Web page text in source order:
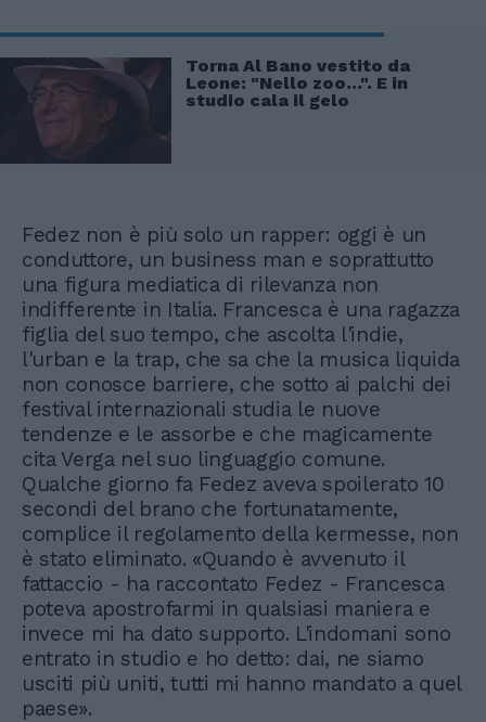
Torna Al Bano vestito da
Leone: "Nello zoo...". E in
studio cala il gelo
Fedez non è più solo un rapper: oggi è un
conduttore, un business man e soprattutto
una figura mediatica di rilevanza non
indifferente in Italia. Francesca è una ragazza
figlia del suo tempo, che ascolta l'indie,
l'urban e la trap, che sa che la musica liquida
non conosce barriere, che sotto ai palchi dei
festival internazionali studia le nuove
tendenze e le assorbe e che magicamente
cita Verga nel suo linguaggio comune.
Qualche giorno fa Fedez aveva spoilerato 10
secondi del brano che fortunatamente,
complice il regolamento della kermesse, non
è stato eliminato. «Quando è avvenuto il
fattaccio - ha raccontato Fedez - Francesca
poteva apostrofarmi in qualsiasi maniera e
invece mi ha dato supporto. L'indomani sono
entrato in studio e ho detto: dai, ne siamo
usciti più uniti, tutti mi hanno mandato a quel
paese».